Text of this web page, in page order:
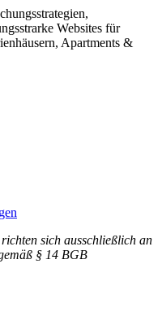
Websites für
Apartments &
sich ausschließlich an
§ 14 BGB